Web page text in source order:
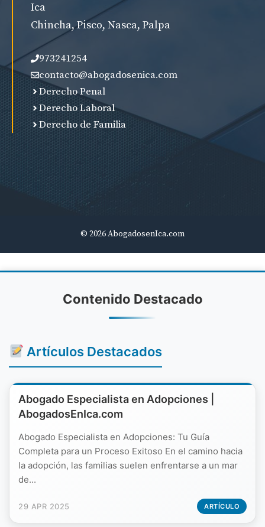
Ica
Chincha, Pisco, Nasca, Palpa
973241254
contacto@abogadosenica.com
Derecho Penal
Derecho Laboral
Derecho de Familia
© 2026 AbogadosenIca.com
Contenido Destacado
Artículos Destacados
Abogado Especialista en Adopciones |
AbogadosEnIca.com
Abogado Especialista en Adopciones: Tu Guía
Completa para un Proceso Exitoso En el camino hacia
la adopción, las familias suelen enfrentarse a un mar
de...
29 APR 2025 ARTÍCULO